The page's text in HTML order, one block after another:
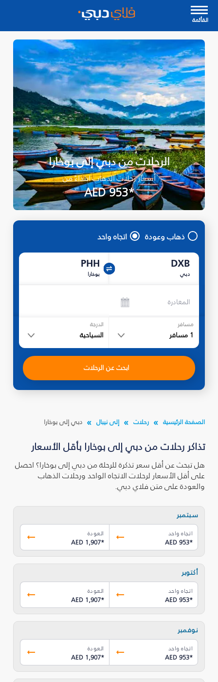
القأئمة
الرحلات من دبي إلى بوخارا
أسعار رحلات الذهاب ابتداءً من
*AED 953
ذهاب وعودة اتجاه واحد
DXB
دبي
PHH
بوخارا
المغادرة
مسافر
1 مسافر
الدرجة
السياحية
ابحث عن الرحلات
الصفحة الرئيسية رحلات إلى نيبال دبي إلى بوخارا
تذاكر رحلات من دبي إلى بوخارا بأقل الأسعار
هل تبحث عن أقل سعر تذكرة للرحلة من دبي إلى بوخارا؟ احصل
على أقل الأسعار لرحلات الاتجاه الواحد ورحلات الذهاب
والعودة على متن فلاي دبي.
سبتمبر
اتجاه واحد
AED 953*
العودة
AED 1,907*
أكتوبر
اتجاه واحد
AED 953*
العودة
AED 1,907*
نوفمبر
اتجاه واحد
AED 953*
العودة
AED 1,907*